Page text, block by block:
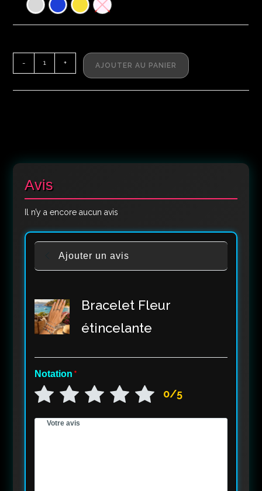
- + AJOUTER AU PANIER
Avis
Il n’y a encore aucun avis
Ajouter un avis
Bracelet Fleur
étincelante
Notation *
0/5
Votre avis